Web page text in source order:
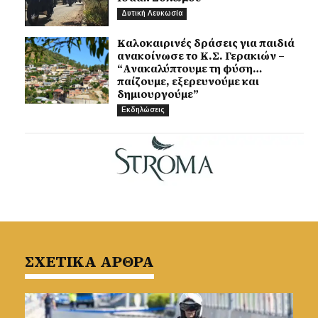
Δυτική Λευκωσία
Καλοκαιρινές δράσεις για παιδιά
ανακοίνωσε το Κ.Σ. Γερακιών –
“Ανακαλύπτουμε τη φύση…
παίζουμε, εξερευνούμε και
δημιουργούμε”
Εκδηλώσεις
ΣΧΕΤΙΚΑ ΑΡΘΡΑ